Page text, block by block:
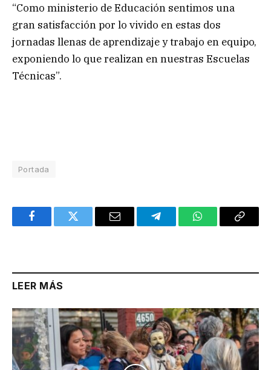
“Como ministerio de Educación sentimos una
gran satisfacción por lo vivido en estas dos
jornadas llenas de aprendizaje y trabajo en equipo,
exponiendo lo que realizan en nuestras Escuelas
Técnicas”.
Portada
FacebookTwitter Email TelegramWhatsAppCopy
LEER MÁS